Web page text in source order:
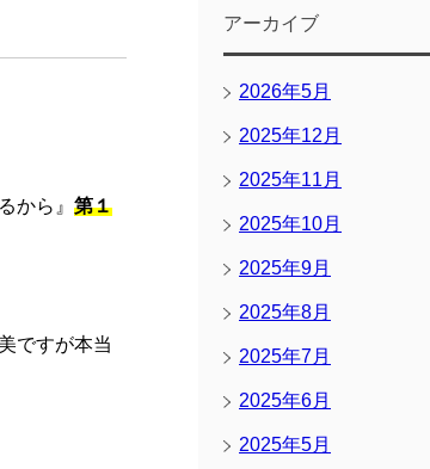
から』 第１
ですが本当
アーカイブ
2026年5月
2025年12月
2025年11月
2025年10月
2025年9月
2025年8月
2025年7月
2025年6月
2025年5月